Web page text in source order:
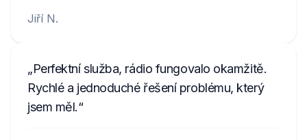
Jiří N.
Perfektní služba, rádio fungovalo okamžitě.
Rychlé a jednoduché řešení problému, který
jsem měl.